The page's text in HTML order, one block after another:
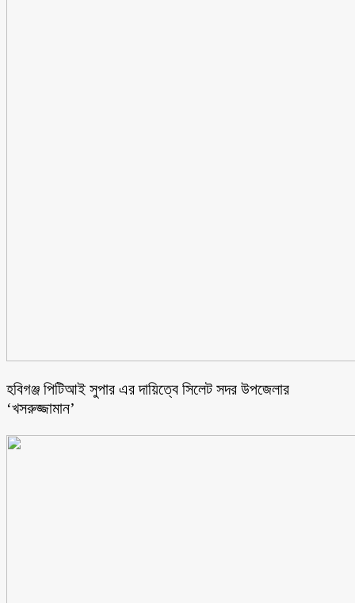
হবিগঞ্জ পিটিআই সুপার এর দায়িত্বে সিলেট সদর উপজেলার
‘খসরুজ্জামান’